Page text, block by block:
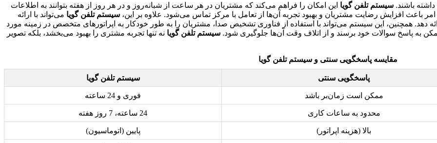
باشند. سیستم تلفن گویا این امکان را فراهم می‌کند که مشتریان در هر ساعت از شبانه‌روز و در هر روز از هفته بتوانند به اطلاعات
باعث افزایش رضایت مشتریان و بهبود تجربه آن‌ها از تعامل با مرکز تماس می‌شود. علاوه بر این، سیستم تلفن گویا می‌تواند با ارائه
دهد. همچنین، این سیستم می‌تواند با استفاده از فناوری تشخیص صدا، مشتریان را به طور خودکار به اپراتورهای متخصص در زمینه مورد
به پاسخ سوالات خود برسند و از اتلاف وقت آن‌ها جلوگیری شود. سیستم تلفن گویا نه تنها تجربه مشتری را بهبود می‌بخشد، بلکه تصویر
مقایسه پاسخگویی سنتی و سیستم تلفن گویا
پاسخگویی سنتی سیستم تلفن گویا
ممکن است زمان‌بر باشد فوری و 24 ساعته
محدود به ساعات کاری 24 ساعته، 7 روز هفته
بالا (هزینه اپراتور) پایین (اتوماسیون)